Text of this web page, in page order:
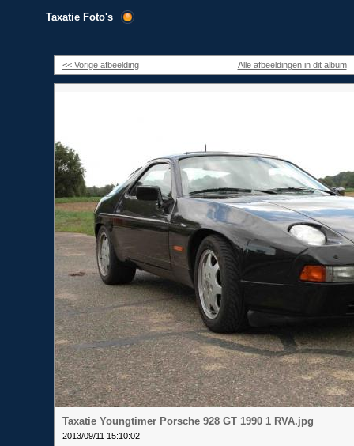
Taxatie Foto's
<< Vorige afbeelding Alle afbeeldingen in dit album
Taxatie Youngtimer Porsche 928 GT 1990 1 RVA.jpg
2013/09/11 15:10:02